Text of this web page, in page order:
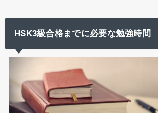
HSK3級合格までに必要な勉強時間